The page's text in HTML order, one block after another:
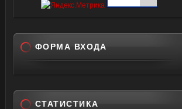
ФОРМА ВХОДА
СТАТИСТИКА